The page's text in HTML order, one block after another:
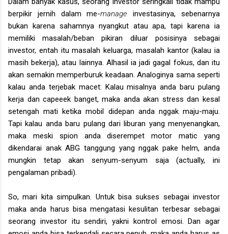
berpikir jernih dalam me-manage investasinya, sebenarnya
bukan karena sahamnya nyangkut atau apa, tapi karena ia
memiliki masalah/beban pikiran diluar posisinya sebagai
investor, entah itu masalah keluarga, masalah kantor (kalau ia
masih bekerja), atau lainnya. Alhasil ia jadi gagal fokus, dan itu
akan semakin memperburuk keadaan. Analoginya sama seperti
kalau anda terjebak macet: Kalau misalnya anda baru pulang
kerja dan capeeek banget, maka anda akan stress dan kesal
setengah mati ketika mobil didepan anda nggak maju-maju.
Tapi kalau anda baru pulang dari liburan yang menyenangkan,
maka meski spion anda diserempet motor matic yang
dikendarai anak ABG tanggung yang nggak pake helm, anda
mungkin tetap akan senyum-senyum saja (actually, ini
pengalaman pribadi).
So, mari kita simpulkan. Untuk bisa sukses sebagai investor
maka anda harus bisa mengatasi kesulitan terbesar sebagai
seorang investor itu sendiri, yakni kontrol emosi. Dan agar